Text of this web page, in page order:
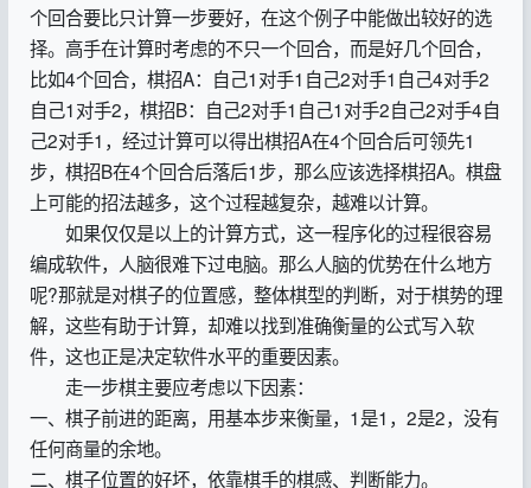
个回合要比只计算一步要好，在这个例子中能做出较好的选
择。高手在计算时考虑的不只一个回合，而是好几个回合，
比如4个回合，棋招A：自己1对手1自己2对手1自己4对手2
自己1对手2，棋招B：自己2对手1自己1对手2自己2对手4自
己2对手1，经过计算可以得出棋招A在4个回合后可领先1
步，棋招B在4个回合后落后1步，那么应该选择棋招A。棋盘
上可能的招法越多，这个过程越复杂，越难以计算。
如果仅仅是以上的计算方式，这一程序化的过程很容易
编成软件，人脑很难下过电脑。那么人脑的优势在什么地方
呢?那就是对棋子的位置感，整体棋型的判断，对于棋势的理
解，这些有助于计算，却难以找到准确衡量的公式写入软
件，这也正是决定软件水平的重要因素。
走一步棋主要应考虑以下因素：
一、棋子前进的距离，用基本步来衡量，1是1，2是2，没有
任何商量的余地。
二、棋子位置的好坏，依靠棋手的棋感、判断能力。